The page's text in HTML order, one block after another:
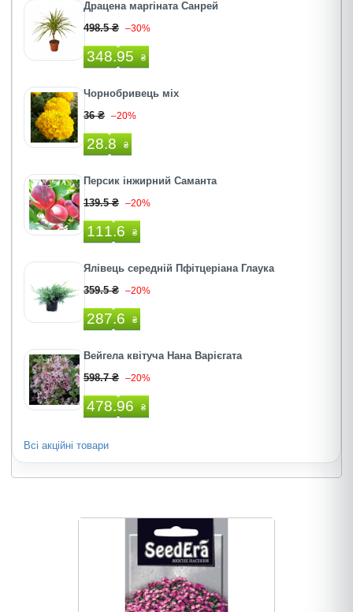
Драцена маргіната Санрей
498.5 ₴ –30%
348.95 ₴
Чорнобривець міх
36 ₴ –20%
28.8 ₴
Персик інжирний Саманта
139.5 ₴ –20%
111.6 ₴
Ялівець середній Пфітцеріана Глаука
359.5 ₴ –20%
287.6 ₴
Вейгела квітуча Нана Варієгата
598.7 ₴ –20%
478.96 ₴
Всі акційні товари